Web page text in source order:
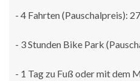
- 4 Fahrten (Pauschalpreis):
- 3 Stunden Bike Park
- 1 Tag zu Fuß oder mit dem